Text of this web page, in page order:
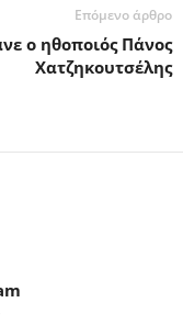
Επόμενο άρθρο
ο ηθοποιός Πάνος
Χατζηκουτσέλης